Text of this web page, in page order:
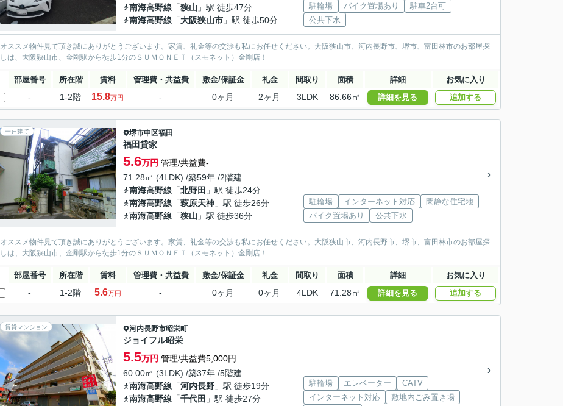
南海高野線 「狭山 」駅 徒歩47分
南海高野線 「大阪狭山市 」駅 徒歩50分
駐輪場 バイク置場あり
駐車2台可
公共下水
オススメ物件見て頂き誠にありがとうございます。家賃、礼金等の交渉も私にお任せください。大阪狭山市、河内長野市、堺市、富田林市のお部屋探
しは、大阪狭山市、金剛駅から徒歩1分のＳＵＭＯＮＥＴ（スモネット）金剛店！
部屋番号 所在階 賃料 管理費・共益費 敷金/保証金 礼金 間取り 面積 詳細 お気に入り
- 1-2階 15.8万円 - 0ヶ月 2ヶ月 3LDK 86.66㎡ 詳細を見る 追加する
一戸建て 堺市中区福田
福田貸家
5.6万円 管理/共益費-
71.28㎡ (4LDK) /築59年 /2階建
南海高野線 「北野田 」駅 徒歩24分
南海高野線 「萩原天神 」駅 徒歩26分
南海高野線 「狭山 」駅 徒歩36分
駐輪場 インターネット対応
閑静な住宅地
バイク置場あり
公共下水
オススメ物件見て頂き誠にありがとうございます。家賃、礼金等の交渉も私にお任せください。大阪狭山市、河内長野市、堺市、富田林市のお部屋探
しは、大阪狭山市、金剛駅から徒歩1分のＳＵＭＯＮＥＴ（スモネット）金剛店！
部屋番号 所在階 賃料 管理費・共益費 敷金/保証金 礼金 間取り 面積 詳細 お気に入り
- 1-2階 5.6万円 - 0ヶ月 0ヶ月 4LDK 71.28㎡ 詳細を見る 追加する
賃貸マンション 河内長野市昭栄町
ジョイフル昭栄
5.5万円 管理/共益費5,000円
60.00㎡ (3LDK) /築37年 /5階建
南海高野線 「河内長野 」駅 徒歩19分
南海高野線 「千代田 」駅 徒歩27分
駐輪場 エレベーター
CATV
インターネット対応
敷地内ごみ置き場